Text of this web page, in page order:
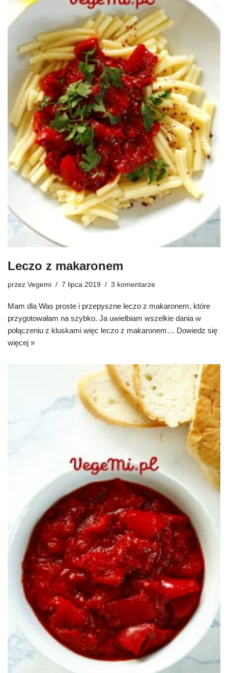
Leczo z makaronem
przez Vegemi 7 lipca 2019 3 komentarze
Mam dla Was proste i przepyszne leczo z makaronem, które
przygotowałam na szybko. Ja uwielbiam wszelkie dania w
połączeniu z kluskami więc leczo z makaronem… Dowiedz się
więcej »